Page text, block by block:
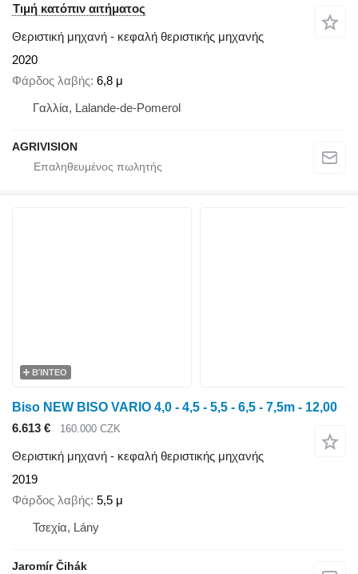
Τιμή κατόπιν αιτήματος
Θεριστική μηχανή - κεφαλή θεριστικής μηχανής
2020
Φάρδος λαβής 6,8 μ
Γαλλία, Lalande-de-Pomerol
AGRIVISION
ΒΊΝΤΕΟ
Biso NEW BISO VARIO 4,0 - 4,5 - 5,5 - 6,5 - 7,5m - 12,00
6.613 €
160.000 CZK
Θεριστική μηχανή - κεφαλή θεριστικής μηχανής
2019
Φάρδος λαβής 5,5 μ
Τσεχία, Lány
Jaromír Čihák